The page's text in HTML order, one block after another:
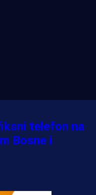
telefon na
Bosne i